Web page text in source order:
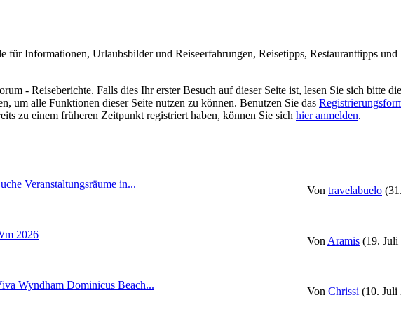
für Informationen, Urlaubsbilder und Reiseerfahrungen, Reisetipps, Restauranttipps
- Reiseberichte. Falls dies Ihr erster Besuch auf dieser Seite ist, lesen Sie sich bitte
um alle Funktionen dieser Seite nutzen zu können. Benutzen Sie das
zu einem früheren Zeitpunkt registriert haben, können Sie sich hier anmelden.
Veranstaltungsräume in...
Von travelabuelo
2026
Von Aramis (19. Juli
Wyndham Dominicus Beach...
Von Chrissi (10. Juli